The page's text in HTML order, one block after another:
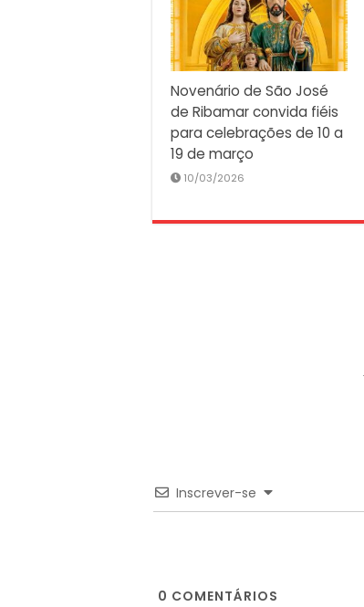
Novenário de São José
de Ribamar convida fiéis
para celebrações de 10 a
19 de março
10/03/2026
Inscrever-se
0 COMENTÁRIOS